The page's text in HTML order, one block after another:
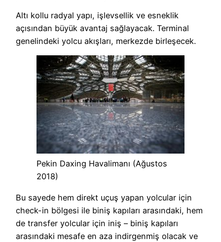
Altı kollu radyal yapı, işlevsellik ve esneklik
açısından büyük avantaj sağlayacak. Terminal
genelindeki yolcu akışları, merkezde birleşecek.
Pekin Daxing Havalimanı (Ağustos
2018)
Bu sayede hem direkt uçuş yapan yolcular için
check-in bölgesi ile biniş kapıları arasındaki, hem
de transfer yolcular için iniş – biniş kapıları
arasındaki mesafe en aza indirgenmiş olacak ve